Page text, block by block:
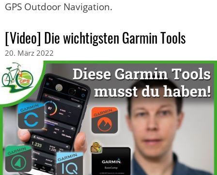
GPS Outdoor Navigation.
[Video] Die wichtigsten Garmin Tools
20. März 2022